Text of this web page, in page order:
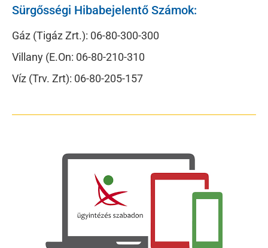
Sürgősségi Hibabejelentő Számok:
Gáz (Tigáz Zrt.): 06-80-300-300
Villany (E.On: 06-80-210-310
Víz (Trv. Zrt): 06-80-205-157